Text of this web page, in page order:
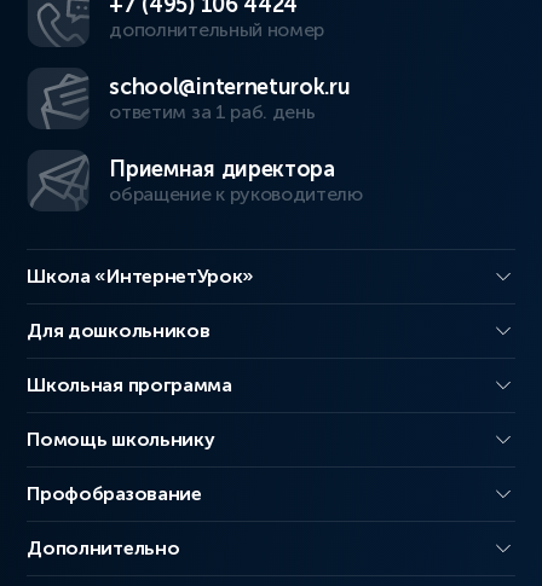
+7 (495) 106 4424
дополнительный номер
school@interneturok.ru
ответим за 1 раб. день
Приемная директора
обращение к руководителю
Школа «ИнтернетУрок»
Для дошкольников
Школьная программа
Помощь школьнику
Профобразование
Дополнительно